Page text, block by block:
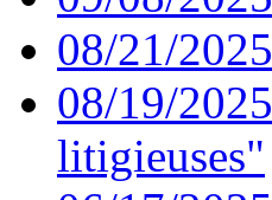
08/21/
08/19/
litigieuses"